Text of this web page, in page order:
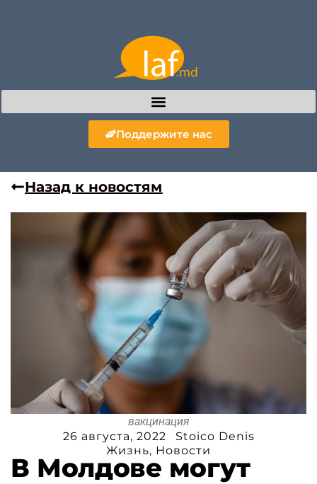
Поддержите нас
Назад к новостям
вакцинация
26 августа, 2022
Stoico Denis
Жизнь, Новости
В Молдове могут